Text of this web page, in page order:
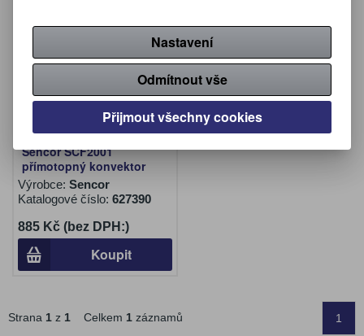
Sencor SCF2001
přímotopný konvektor
Výrobce: Sencor
Katalogové číslo: 627390
885 Kč (bez DPH:)
Koupit
Strana 1 z 1 Celkem 1 záznamů 1
Nastavení
Odmítnout vše
Přijmout všechny cookies